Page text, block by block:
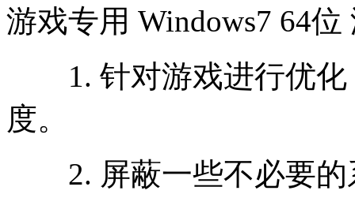
游戏专用 Windows7 64
1. 针对游戏进行优化
度。
2. 屏蔽一些不必要的